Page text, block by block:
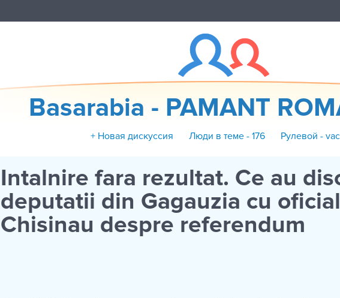
Basarabia - PAMANT
+ Новая дискуссия Люди в теме - 176 Рулевой -
Intalnire fara rezultat. Ce au
deputatii din Gagauzia cu
Chisinau despre referendum